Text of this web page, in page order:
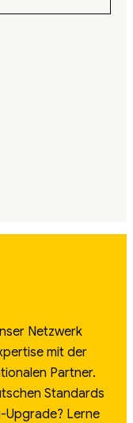
Netzwerk
mit der
Partner.
Standards
Upgrade? Lerne